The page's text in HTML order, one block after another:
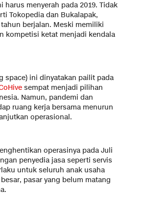
menyerah pada 2019. Tidak
Tokopedia dan Bukalapak,
berjalan. Meski memiliki
kompetisi ketat menjadi kendala
space) ini dinyatakan pailit pada
sempat menjadi pilihan
Namun, pandemi dan
ruang kerja bersama menurun
operasional.
operasinya pada Juli
penyedia jasa seperti servis
untuk seluruh anak usaha
pasar yang belum matang